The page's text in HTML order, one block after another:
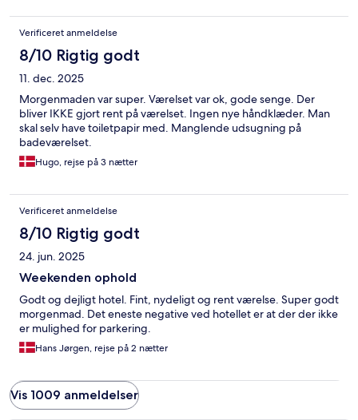
Verificeret anmeldelse
8/10 Rigtig godt
11. dec. 2025
Morgenmaden var super. Værelset var ok, gode senge. Der
bliver IKKE gjort rent på værelset. Ingen nye håndklæder. Man
skal selv have toiletpapir med. Manglende udsugning på
badeværelset.
Hugo, rejse på 3 nætter
Verificeret anmeldelse
8/10 Rigtig godt
24. jun. 2025
Weekenden ophold
Godt og dejligt hotel. Fint, nydeligt og rent værelse. Super godt
morgenmad. Det eneste negative ved hotellet er at der der ikke
er mulighed for parkering.
Hans Jørgen, rejse på 2 nætter
Vis 1009 anmeldelser